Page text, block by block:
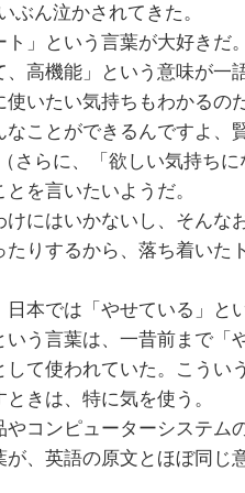
ぶん泣かされてきた。
」という言葉が大好きだ。
高機能」という意味が一
いたい気持ちもわかるの
ことができるんですよ、
さらに、「欲しい気持ち
を言いたいようだ。
にはいかないし、そんな
りするから、落ち着いた
本では「やせている」と
う言葉は、一昔前まで「
て使われていた。こうい
きは、特に気を使う。
コンピューターシステム
、英語の原文とほぼ同じ